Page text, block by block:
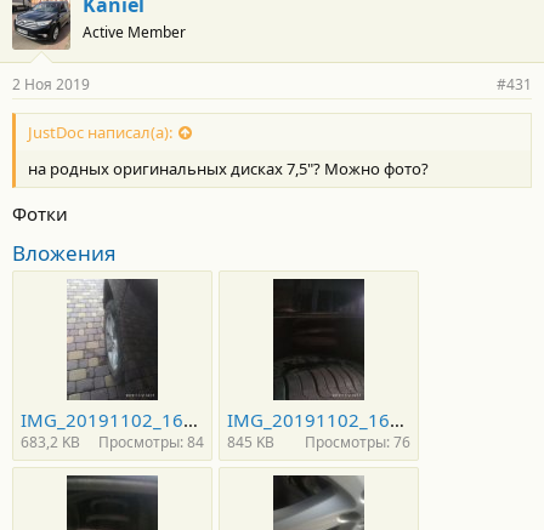
Active Member
2 Ноя 2019 #431
JustDoc написал(а):
на родных оригинальных дисках 7,5"? Можно фото?
Фотки
Вложения
IMG_20191102_161721.jpg
683,2 KB Просмотры: 84
IMG_20191102_161701.jpg
845 KB Просмотры: 76